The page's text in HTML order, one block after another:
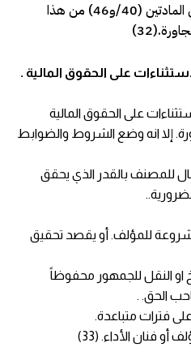
_و، تطبق الإستثناءات الواردة في المادتين (40/و46) من هذا
على الحقوق المالية .
على الحقوق المالية
إلا انه وضع الشروط والضوابط
للمصنف بالقدر الذي يحقق
للمؤلف. أو يقصد تحقيق
او النقل للجمهور محفوظاً
الحق. .
فترات متباعدة.
أو فنان الأداء. (33)